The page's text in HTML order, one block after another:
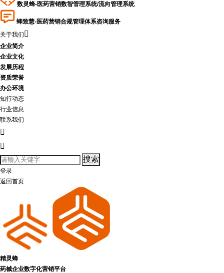
数灵蜂-医药营销数智管理系统/流向管理系统
蜂致慧-医药营销合规管理体系咨询服务
关于我们 
企业简介
企业文化
发展历程
资质荣誉
办公环境
知行动态
行业信息
联系我们


登录
返回首页
精灵蜂
药械企业数字化营销平台